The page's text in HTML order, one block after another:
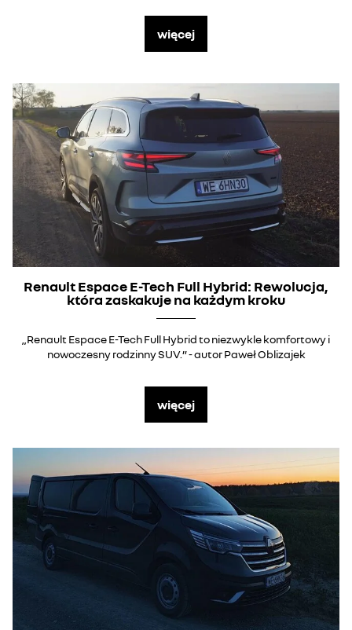
więcej
Renault Espace E-Tech Full Hybrid: Rewolucja,
która zaskakuje na każdym kroku
„Renault Espace E-Tech Full Hybrid to niezwykle komfortowy i
nowoczesny rodzinny SUV.” - autor Paweł Oblizajek
więcej